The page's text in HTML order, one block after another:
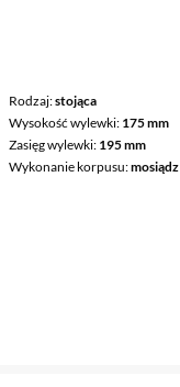
Rodzaj stojąca
Wysokość wylewki 175 mm
Zasięg wylewki 195 mm
Wykonanie korpusu mosiądz